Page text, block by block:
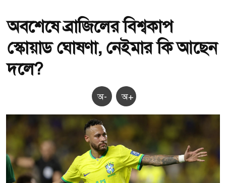
অবশেষে ব্রাজিলের বিশ্বকাপ
স্কোয়াড ঘোষণা, নেইমার কি আছেন
দলে?
অ- অ+